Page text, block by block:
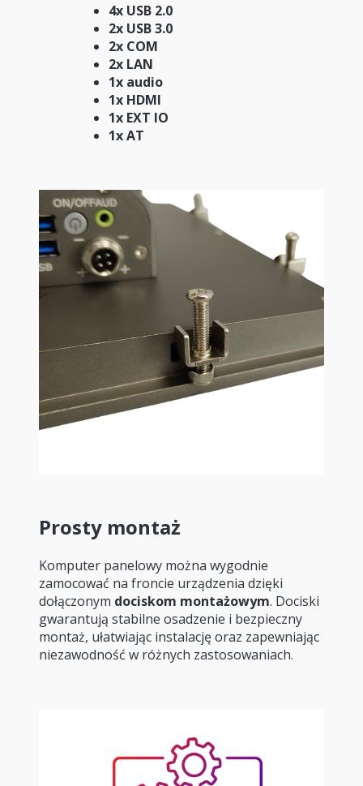
4x USB 2.0
2x USB 3.0
2x COM
2x LAN
1x audio
1x HDMI
1x EXT IO
1x AT
Prosty montaż
Komputer panelowy można wygodnie
zamocować na froncie urządzenia dzięki
dołączonym dociskom montażowym. Dociski
gwarantują stabilne osadzenie i bezpieczny
montaż, ułatwiając instalację oraz zapewniając
niezawodność w różnych zastosowaniach.